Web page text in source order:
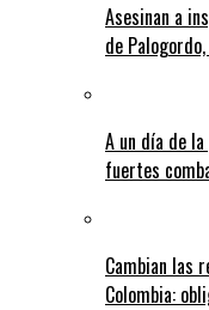
Asesinan a
de
A un día de
fuertes
Cambian las
Colombia: